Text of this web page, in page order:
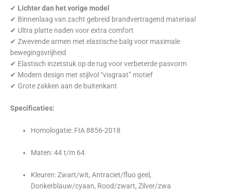
✔ Lichter dan het vorige model
✔ Binnenlaag van zacht gebreid brandvertragend materiaal
✔ Ultra platte naden voor extra comfort
✔ Zwevende armen met elastische balg voor maximale
bewegingsvrijheid
✔ Elastisch inzetstuk op de rug voor verbeterde pasvorm
✔ Modern design met stijlvol “visgraat” motief
✔ Grote zakken aan de buitenkant
Specificaties:
Homologatie: FIA 8856-2018
Maten: 44 t/m 64
Kleuren: Zwart/wit, Antraciet/fluo geel,
Donkerblauw/cyaan, Rood/zwart, Zilver/zwa